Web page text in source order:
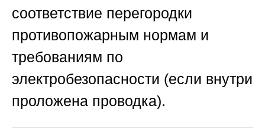
соответствие перегородки
противопожарным нормам и
требованиям по
электробезопасности (если внутри
проложена проводка).